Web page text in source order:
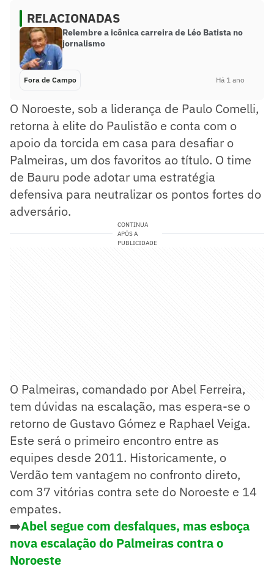
RELACIONADAS
Relembre a icônica carreira de Léo Batista no
jornalismo
Fora de Campo Há 1 ano
O Noroeste, sob a liderança de Paulo Comelli,
retorna à elite do Paulistão e conta com o
apoio da torcida em casa para desafiar o
Palmeiras, um dos favoritos ao título. O time
de Bauru pode adotar uma estratégia
defensiva para neutralizar os pontos fortes do
adversário.
CONTINUA
APÓS A
PUBLICIDADE
O Palmeiras, comandado por Abel Ferreira,
tem dúvidas na escalação, mas espera-se o
retorno de Gustavo Gómez e Raphael Veiga.
Este será o primeiro encontro entre as
equipes desde 2011. Historicamente, o
Verdão tem vantagem no confronto direto,
com 37 vitórias contra sete do Noroeste e 14
empates.
➡️Abel segue com desfalques, mas esboça
nova escalação do Palmeiras contra o
Noroeste